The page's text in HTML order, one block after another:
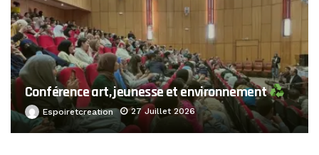
Conférence art, jeunesse et environnement
Espoiretcreation 27 Juillet 2026